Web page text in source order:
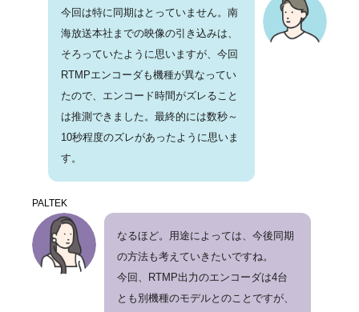
今回は特に同期はとっていません。南
海放送本社までの映像の引き込みは、
そろっていたように思いますが、今回
RTMPエンコーダも機種が異なってい
たので、エンコード時間がズレること
は推測できました。最終的には数秒～
10秒程度のズレがあったように思いま
す。
PALTEK
なるほど。用途によっては、今後同期
の方法も考えていきたいですね。
今回、RTMP出力のエンコーダは4台
とも別機種のモデルとのことですが、